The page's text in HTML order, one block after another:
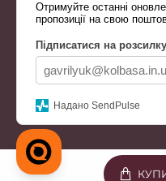
Отримуйте останні
пропозиції на свою
Підписатися на розсилку
Надано SendPulse